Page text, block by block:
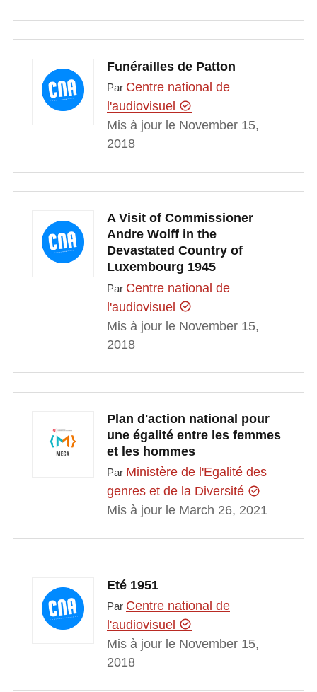
Funérailles de Patton
Par Centre national de
l'audiovisuel
Mis à jour le November 15,
2018
A Visit of Commissioner
Andre Wolff in the
Devastated Country of
Luxembourg 1945
Par Centre national de
l'audiovisuel
Mis à jour le November 15,
2018
Plan d'action national pour
une égalité entre les femmes
et les hommes
Par Ministère de l'Egalité des
genres et de la Diversité
Mis à jour le March 26, 2021
Eté 1951
Par Centre national de
l'audiovisuel
Mis à jour le November 15,
2018